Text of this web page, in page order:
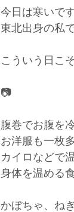
今日は寒いで
東北出身の私
こういう日こ
📷
腹巻でお腹を
お洋服も一枚
カイロなどで
身体を温める
かぼちゃ、ね